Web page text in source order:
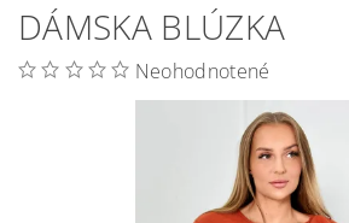
DÁMSKA BLÚZKA
Neohodnotené